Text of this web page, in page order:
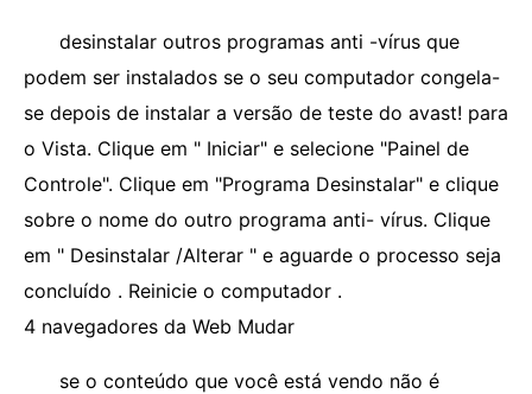
desinstalar outros programas anti -vírus que
podem ser instalados se o seu computador congela-
se depois de instalar a versão de teste do avast! para
o Vista. Clique em " Iniciar" e selecione "Painel de
Controle". Clique em "Programa Desinstalar" e clique
sobre o nome do outro programa anti- vírus. Clique
em " Desinstalar /Alterar " e aguarde o processo seja
concluído . Reinicie o computador .
4 navegadores da Web Mudar
se o conteúdo que você está vendo não é